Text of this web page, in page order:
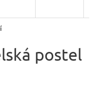
postel